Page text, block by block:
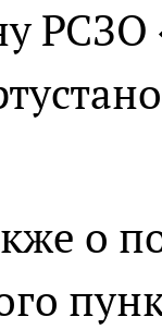
РСЗО
о